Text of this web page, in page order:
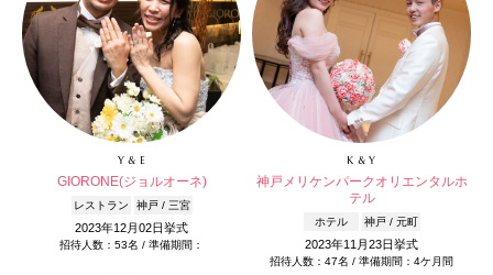
Y & E
GIORONE(ジョルオーネ)
レストラン 神戸 / 三宮
2023年12月02日挙式
招待人数：53名 / 準備期間：
K & Y
神戸メリケンパークオリエンタルホ
テル
ホテル 神戸 / 元町
2023年11月23日挙式
招待人数：47名 / 準備期間：4ケ月間